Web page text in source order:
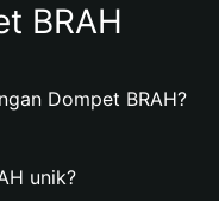
BRAH
Dompet BRAH?
unik?